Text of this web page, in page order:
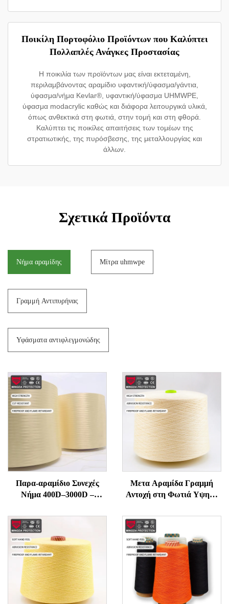
Ποικίλη Πορτοφόλιο Προϊόντων που Καλύπτει
Πολλαπλές Ανάγκες Προστασίας
Η ποικιλία των προϊόντων μας είναι εκτεταμένη,
περιλαμβάνοντας αραμίδιο υφαντική/ύφασμα/γάντια,
ύφασμα/νήμα Kevlar®, υφαντική/ύφασμα UHMWPE,
ύφασμα modacrylic καθώς και διάφορα λειτουργικά υλικά,
όπως ανθεκτικά στη φωτιά, στην τομή και στη φθορά.
Καλύπτει τις ποικίλες απαιτήσεις των τομέων της
στρατιωτικής, της πυρόσβεσης, της μεταλλουργίας και
άλλων.
Σχετικά Προϊόντα
Νήμα αραμίδης Μίτρα uhmwpe
Γραμμή Αντιπυρήνας
Υφάσματα αντιφλεγμονώδης
Παρα-αραμίδιο Συνεχές
Νήμα 400D–3000D –
Ανθεκτικό σε Φλόγα και
Κοπή για Γάντια, Σχοινιά,
Ραπτικά Προστασίας
Μετα Αραμίδα Γραμμή
Αντοχή στη Φωτιά Υψηλή
Αντιφλεγμονική για Ράπτη
και Πλέξιμο Υψηλής
Δύναμης Τεχνική Γραμμή